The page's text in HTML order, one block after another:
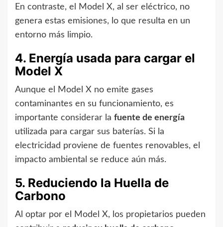
En contraste, el Model X, al ser eléctrico, no
genera estas emisiones, lo que resulta en un
entorno más limpio.
4. Energía usada para cargar el
Model X
Aunque el Model X no emite gases
contaminantes en su funcionamiento, es
importante considerar la fuente de energía
utilizada para cargar sus baterías. Si la
electricidad proviene de fuentes renovables, el
impacto ambiental se reduce aún más.
5. Reduciendo la Huella de
Carbono
Al optar por el Model X, los propietarios pueden